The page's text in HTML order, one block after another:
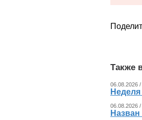
Также
06.08.2026
06.08.2026 /